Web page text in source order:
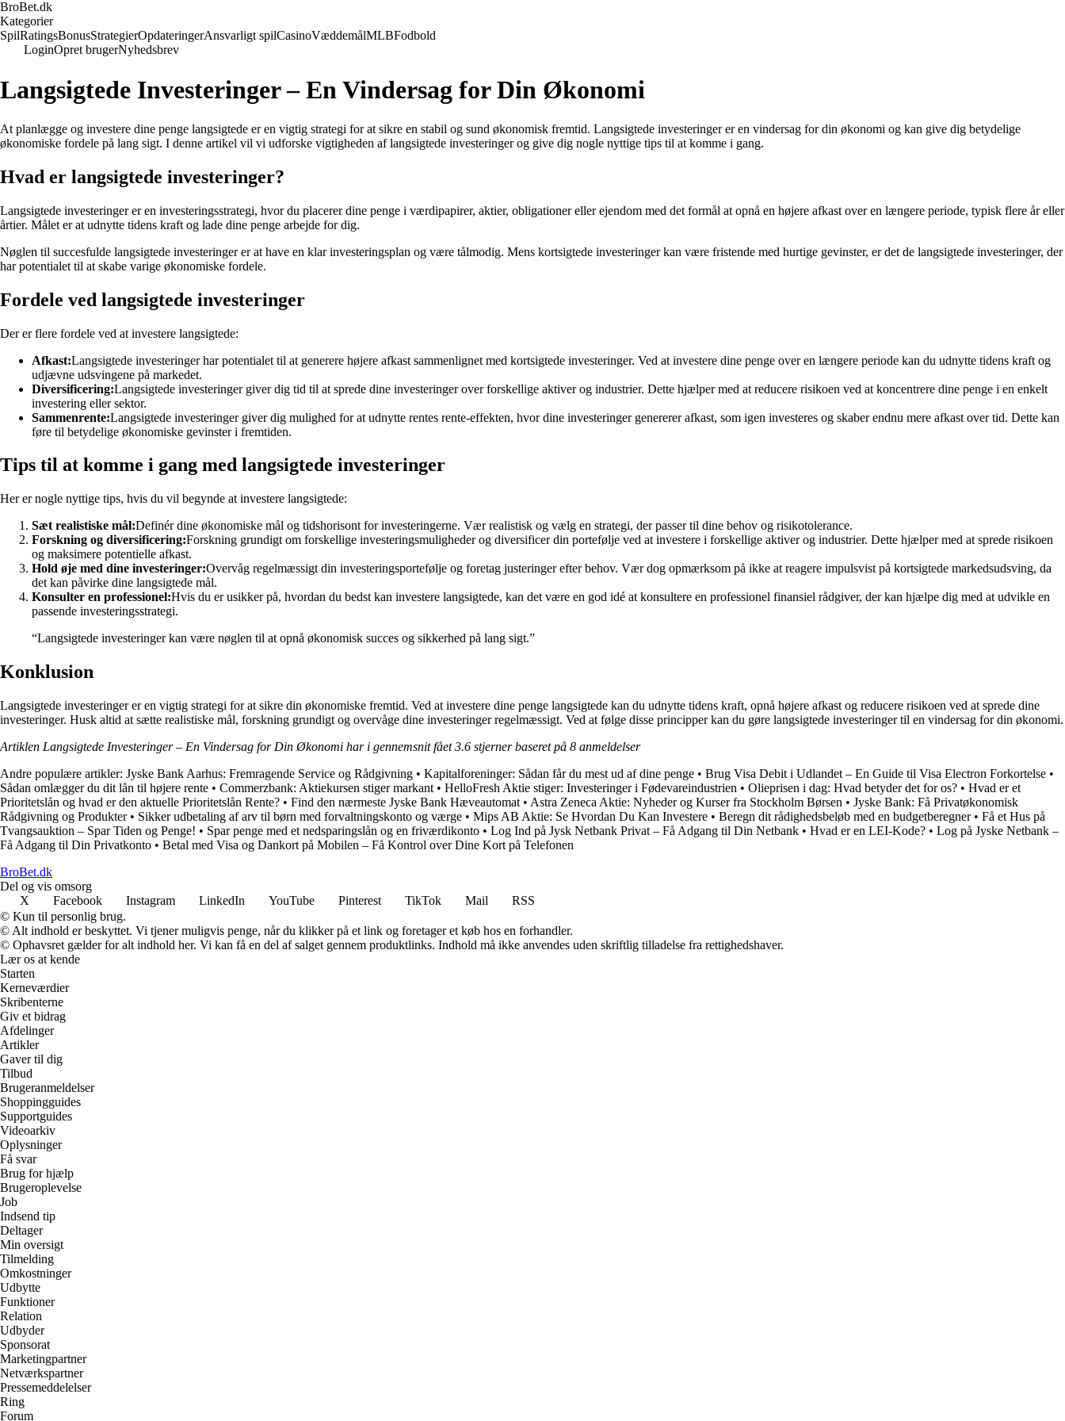
BroBet.dk
Kategorier
SpilRatingsBonusStrategierOpdateringerAnsvarligt spilCasinoVæddemålMLBFodbold
LoginOpret brugerNyhedsbrev
Langsigtede Investeringer – En Vindersag for Din Økonomi
At planlægge og investere dine penge langsigtede er en vigtig strategi for at sikre en stabil og sund økonomisk fremtid. Langsigtede investeringer er en vindersag for din økonomi og kan give dig betydelige
økonomiske fordele på lang sigt. I denne artikel vil vi udforske vigtigheden af langsigtede investeringer og give dig nogle nyttige tips til at komme i gang.
Hvad er langsigtede investeringer?
Langsigtede investeringer er en investeringsstrategi, hvor du placerer dine penge i værdipapirer, aktier, obligationer eller ejendom med det formål at opnå en højere afkast over en længere periode, typisk flere år eller
årtier. Målet er at udnytte tidens kraft og lade dine penge arbejde for dig.
Nøglen til succesfulde langsigtede investeringer er at have en klar investeringsplan og være tålmodig. Mens kortsigtede investeringer kan være fristende med hurtige gevinster, er det de langsigtede investeringer, der
har potentialet til at skabe varige økonomiske fordele.
Fordele ved langsigtede investeringer
Der er flere fordele ved at investere langsigtede:
Afkast:Langsigtede investeringer har potentialet til at generere højere afkast sammenlignet med kortsigtede investeringer. Ved at investere dine penge over en længere periode kan du udnytte tidens kraft og
udjævne udsvingene på markedet.
Diversificering:Langsigtede investeringer giver dig tid til at sprede dine investeringer over forskellige aktiver og industrier. Dette hjælper med at reducere risikoen ved at koncentrere dine penge i en enkelt
investering eller sektor.
Sammenrente:Langsigtede investeringer giver dig mulighed for at udnytte rentes rente-effekten, hvor dine investeringer genererer afkast, som igen investeres og skaber endnu mere afkast over tid. Dette kan
føre til betydelige økonomiske gevinster i fremtiden.
Tips til at komme i gang med langsigtede investeringer
Her er nogle nyttige tips, hvis du vil begynde at investere langsigtede:
Sæt realistiske mål:Definér dine økonomiske mål og tidshorisont for investeringerne. Vær realistisk og vælg en strategi, der passer til dine behov og risikotolerance.
Forskning og diversificering:Forskning grundigt om forskellige investeringsmuligheder og diversificer din portefølje ved at investere i forskellige aktiver og industrier. Dette hjælper med at sprede risikoen
og maksimere potentielle afkast.
Hold øje med dine investeringer:Overvåg regelmæssigt din investeringsportefølje og foretag justeringer efter behov. Vær dog opmærksom på ikke at reagere impulsvist på kortsigtede markedsudsving, da
det kan påvirke dine langsigtede mål.
Konsulter en professionel:Hvis du er usikker på, hvordan du bedst kan investere langsigtede, kan det være en god idé at konsultere en professionel finansiel rådgiver, der kan hjælpe dig med at udvikle en
passende investeringsstrategi.
“Langsigtede investeringer kan være nøglen til at opnå økonomisk succes og sikkerhed på lang sigt.”
Konklusion
Langsigtede investeringer er en vigtig strategi for at sikre din økonomiske fremtid. Ved at investere dine penge langsigtede kan du udnytte tidens kraft, opnå højere afkast og reducere risikoen ved at sprede dine
investeringer. Husk altid at sætte realistiske mål, forskning grundigt og overvåge dine investeringer regelmæssigt. Ved at følge disse principper kan du gøre langsigtede investeringer til en vindersag for din økonomi.
Artiklen Langsigtede Investeringer – En Vindersag for Din Økonomi har i gennemsnit fået3.6 stjerner baseret på 8 anmeldelser
Andre populære artikler: Jyske Bank Aarhus: Fremragende Service og Rådgivning • Kapitalforeninger: Sådan får du mest ud af dine penge • Brug Visa Debit i Udlandet – En Guide til Visa Electron Forkortelse •
Sådan omlægger du dit lån til højere rente • Commerzbank: Aktiekursen stiger markant • HelloFresh Aktie stiger: Investeringer i Fødevareindustrien • Olieprisen i dag: Hvad betyder det for os? • Hvad er et
Prioritetslån og hvad er den aktuelle Prioritetslån Rente? • Find den nærmeste Jyske Bank Hæveautomat • Astra Zeneca Aktie: Nyheder og Kurser fra Stockholm Børsen • Jyske Bank: Få Privatøkonomisk
Rådgivning og Produkter• Sikker udbetaling af arv til børn med forvaltningskonto og værge • Mips AB Aktie: Se Hvordan Du Kan Investere • Beregn dit rådighedsbeløb med en budgetberegner• Få et Hus på
Tvangsauktion – Spar Tiden og Penge! • Spar penge med et nedsparingslån og en friværdikonto • Log Ind på Jysk Netbank Privat – Få Adgang til Din Netbank • Hvad er en LEI-Kode? • Log på Jyske Netbank –
Få Adgang til Din Privatkonto • Betal med Visa og Dankort på Mobilen – Få Kontrol over Dine Kort på Telefonen
BroBet.dk
Del og vis omsorg
X
Facebook Instagram LinkedIn YouTube Pinterest TikTok Mail
RSS
© Kun til personlig brug.
© Alt indhold er beskyttet. Vi tjener muligvis penge, når du klikker på et link og foretager et køb hos en forhandler.
© Ophavsret gælder for alt indhold her. Vi kan få en del af salget gennem produktlinks. Indhold må ikke anvendes uden skriftlig tilladelse fra rettighedshaver.
Lær os at kende
Starten
Kerneværdier
Skribenterne
Giv et bidrag
Afdelinger
Artikler
Gaver til dig
Tilbud
Brugeranmeldelser
Shoppingguides
Supportguides
Videoarkiv
Oplysninger
Få svar
Brug for hjælp
Brugeroplevelse
Job
Indsend tip
Deltager
Min oversigt
Tilmelding
Omkostninger
Udbytte
Funktioner
Relation
Udbyder
Sponsorat
Marketingpartner
Netværkspartner
Pressemeddelelser
Ring
Forum